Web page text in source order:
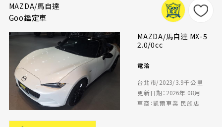
MAZDA/馬自達
Goo鑑定車
MAZDA/馬自達 MX-5
2.0/0cc
電洽
台北市/2023/3.9千公里
更新日期：2026年 08月
車商：凱爾車業 民族店